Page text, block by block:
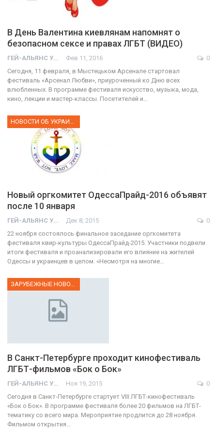
В День Валентина киевлянам напомнят о
безопасном сексе и правах ЛГБТ (ВИДЕО)
ГЕЙ-АЛЬЯНС УКРАИНА Фев 11, 2016
0
Сегодня, 11 февраля, в Мыстецьком Арсенале стартовал
фестиваль «Арсенал Любви», приуроченный ко Дню всех
влюбленных. В программе фестиваля искусство, музыка, мода,
кино, лекции и мастер-классы. Посетителей и…
Новый оргкомитет ОдессаПрайд-2016 объявят
после 10 января
ГЕЙ-АЛЬЯНС УКРАИНА Дек 8, 2015
0
22 ноября состоялось финальное заседание оргкомитета
фестиваля квир-культуры ОдессаПрайд-2015. Участники подвели
итоги фестиваля и проанализировали его влияние на жителей
Одессы и украинцев в целом. «Несмотря на многие…
ЗАРУБЕЖНЫЕ НОВОСТИ
В Санкт-Петербурге проходит кинофестиваль
ЛГБТ-фильмов «Бок о Бок»
ГЕЙ-АЛЬЯНС УКРАИНА Ноя 19, 2015
0
Сегодня в Санкт-Петербурге стартует VIII ЛГБТ-кинофестиваль
«Бок о Бок». В программе фестиваля более 20 фильмов на ЛГБТ-
тематику со всего мира. Мероприятие продлится до 28 ноября.
Фильмом открытия…